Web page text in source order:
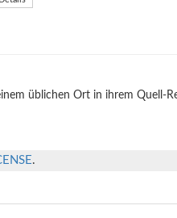
üblichen Ort in ihrem Quell-
.